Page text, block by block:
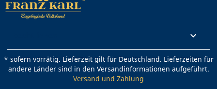

* sofern vorrätig. Lieferzeit gilt für Deutschland. Lieferzeiten für
andere Länder sind in den Versandinformationen aufgeführt.
Versand und Zahlung